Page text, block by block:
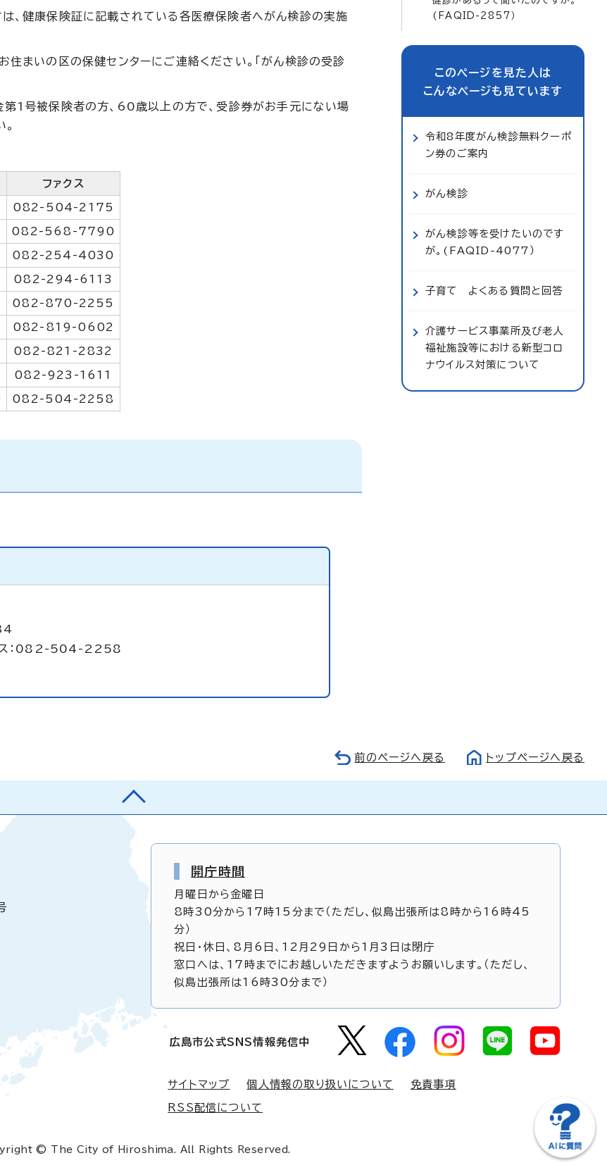
健康保険証に記載されている各医療保険者へがん検診の実施
まいの区の保健センターにご連絡ください。「がん検診の受診
号被保険者の方、60歳以上の方で、受診券がお手元にない場
ファクス
082-504-2175
082-568-7790
082-254-4030
082-294-6113
082-870-2255
082-819-0602
082-821-2832
082-923-1611
082-504-2258
ス：082-504-2258
(FAQID-2857）
このページを見た人は
こんなページも見ています
令和8年度がん検診無料クーポ
ン券のご案内
がん検診
がん検診等を受けたいのです
が。(FAQID-4077）
子育て よくある質問と回答
介護サービス事業所及び老人
福祉施設等における新型コロ
ナウイルス対策について
前のページへ戻る トップページへ戻る
開庁時間
月曜日から金曜日
8時30分から17時15分まで（ただし、似島出張所は8時から16時45
分）
祝日・休日、8月6日、12月29日から1月3日は閉庁
窓口へは、17時までにお越しいただきますようお願いします。（ただし、
似島出張所は16時30分まで）
広島市公式SNS情報発信中
サイトマップ 個人情報の取り扱いについて 免責事項
RSS配信について
© The City of Hiroshima. All Rights Reserved.